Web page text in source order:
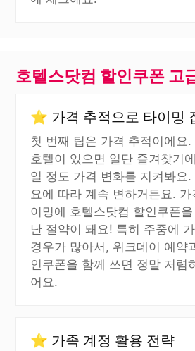
호텔스닷컴 할인쿠폰 고
⭐ 가격 추적으로 타이밍
첫 번째 팁은 가격 추적이에요
호텔이 있으면 일단 즐겨찾기
일 정도 가격 변화를 지켜봐요
요에 따라 계속 변하거든요.
이밍에 호텔스닷컴 할인쿠폰
난 절약이 돼요! 특히 주중에
경우가 많아서, 위크데이 예약
인쿠폰을 함께 쓰면 정말 저렴
어요.
⭐ 가족 계정 활용 전략